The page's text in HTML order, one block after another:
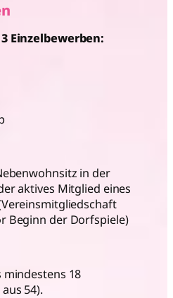
Einzelbewerben:
in der
aktives Mitglied eines
Beginn der Dorfspiele)
mindestens 18
54).